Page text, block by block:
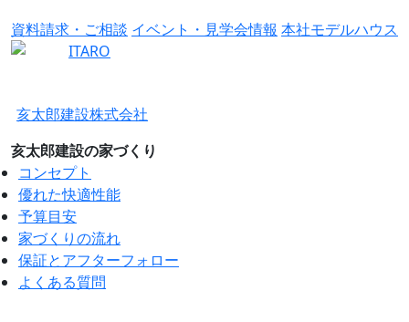
資料請求・ご相談 イベント・見学会情報 本社モデルハウス
亥太郎建設株式会社
亥太郎建設の家づくり
コンセプト
優れた快適性能
予算目安
家づくりの流れ
保証とアフターフォロー
よくある質問